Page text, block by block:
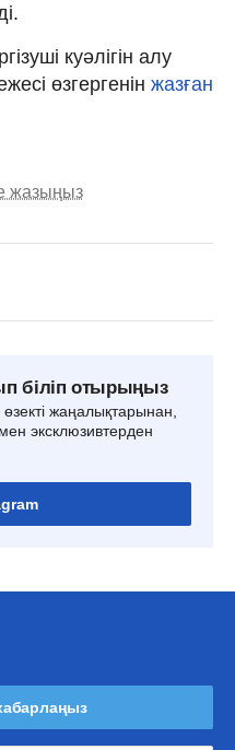
куәлігін алу
өзгергенін жазған
жазыңыз
біліп отырыңыз
жаңалықтарынан,
эксклюзивтерден